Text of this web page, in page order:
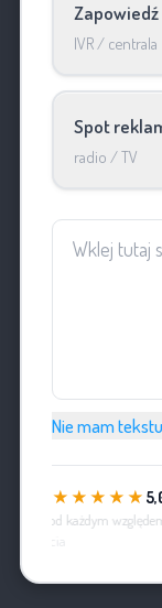
IVR / centrala
Spot
radio / TV
Nie mam
★★★★★
„Pod każdym